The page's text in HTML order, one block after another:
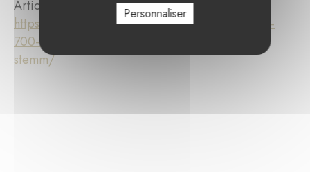
Article de L'Essentiel du 18 février 2025 :
https://lequotidien.lu/luxembourg/saint-valentin-
700-roses-distribuees-aux-beneficiaires-de-la-
stemm/
Personnaliser